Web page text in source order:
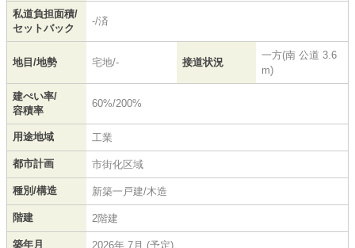
私道負担面積/
セットバック
-/済
地目/地勢 宅地/- 接道状況
一方(南 公道 3.6
m)
建ぺい率/
容積率
60%/200%
用途地域 工業
都市計画 市街化区域
種別/構造 新築一戸建/木造
階建 2階建
築年月 2026年 7月 (予定)